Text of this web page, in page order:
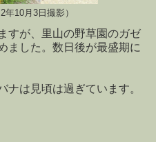
年10月3日撮影）
すが、里山の野草園のガゼ
ました。数日後が最盛期に
は見頃は過ぎています。